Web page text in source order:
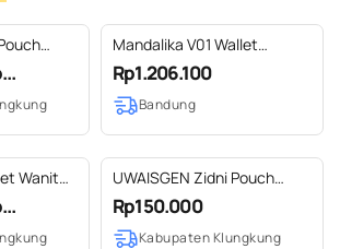
Mandalika V01 Wallet
Handmade Cabaco
Rp1.206.100
Bandung
Wanit
Cala
UWAISGEN Zidni Pouch
Kanvas Endek Etnik Bali
Handmade
Rp150.000
Kabupaten Klungkung